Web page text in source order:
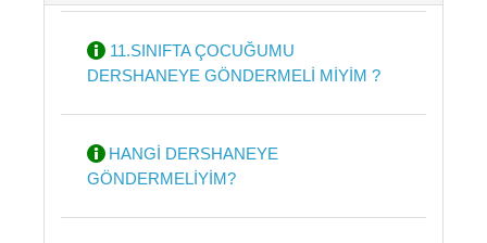
11.SINIFTA ÇOCUĞUMU
DERSHANEYE GÖNDERMELİ MİYİM ?
HANGİ DERSHANEYE
GÖNDERMELİYİM?